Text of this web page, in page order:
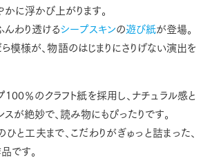
に浮かび上がります。
んわり透けるシープスキンの遊び紙が登場。
模様が、物語のはじまりにさりげない演出を
％のクラフト紙を採用し、ナチュラル感と
が絶妙で、読み物にもぴったりです。
と工夫まで、こだわりがぎゅっと詰まった、
です。